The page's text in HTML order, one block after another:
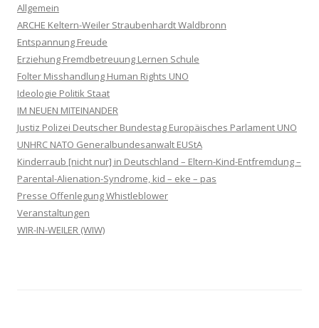
Allgemein
ARCHE Keltern-Weiler Straubenhardt Waldbronn
Entspannung Freude
Erziehung Fremdbetreuung Lernen Schule
Folter Misshandlung Human Rights UNO
Ideologie Politik Staat
IM NEUEN MITEINANDER
Justiz Polizei Deutscher Bundestag Europäisches Parlament UNO
UNHRC NATO Generalbundesanwalt EUStA
Kinderraub [nicht nur] in Deutschland – Eltern-Kind-Entfremdung –
Parental-Alienation-Syndrome, kid – eke – pas
Presse Offenlegung Whistleblower
Veranstaltungen
WIR-IN-WEILER (WIW)